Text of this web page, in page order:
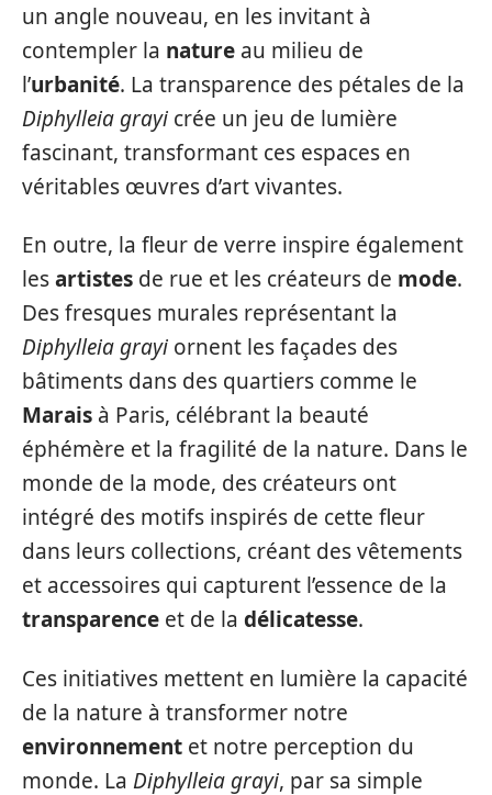
un angle nouveau, en les invitant à
contempler la nature au milieu de
l’urbanité. La transparence des pétales de la
Diphylleia grayi crée un jeu de lumière
fascinant, transformant ces espaces en
véritables œuvres d’art vivantes.
En outre, la fleur de verre inspire également
lesartistes de rue et les créateurs de mode.
Des fresques murales représentant la
Diphylleia grayi ornent les façades des
bâtiments dans des quartiers comme le
Marais à Paris, célébrant la beauté
éphémère et la fragilité de la nature. Dans le
monde de la mode, des créateurs ont
intégré des motifs inspirés de cette fleur
dans leurs collections, créant des vêtements
et accessoires qui capturent l’essence de la
transparence et de la délicatesse.
Ces initiatives mettent en lumière la capacité
de la nature à transformer notre
environnement et notre perception du
monde. La Diphylleia grayi, par sa simple